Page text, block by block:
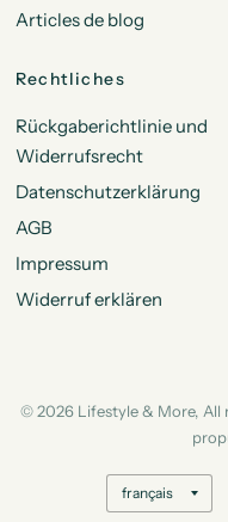
Articles de blog
Rechtliches
Rückgaberichtlinie und
Widerrufsrecht
Datenschutzerklärung
AGB
Impressum
Widerruf erklären
© 2026 Lifestyle & More, All
Mettre
à